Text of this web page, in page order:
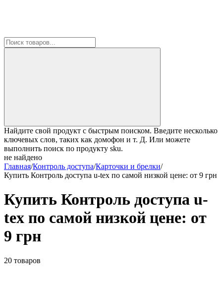
Найдите свой продукт с быстрым поиском. Введите несколько
ключевых слов, таких как домофон и т. Д. Или можете
выполнить поиск по продукту sku.
не найдено
Главная/Контроль доступа/Карточки и брелки/
Купить Контроль доступа u-tex по самой низкой цене: от 9 грн
Купить Контроль доступа u-
tex по самой низкой цене: от
9 грн
20 товаров